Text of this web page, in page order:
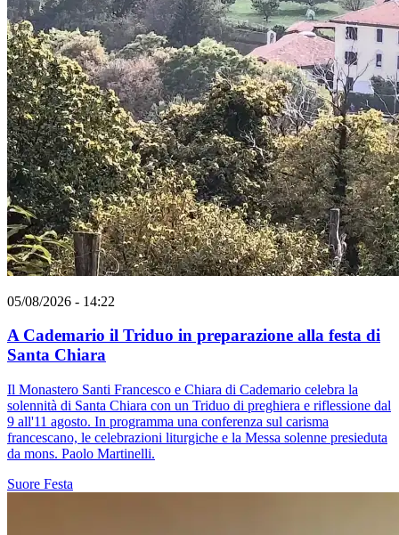
05/08/2026 - 14:22
A Cademario il Triduo in preparazione alla festa di
Santa Chiara
Il Monastero Santi Francesco e Chiara di Cademario celebra la
solennità di Santa Chiara con un Triduo di preghiera e riflessione dal
9 all'11 agosto. In programma una conferenza sul carisma
francescano, le celebrazioni liturgiche e la Messa solenne presieduta
da mons. Paolo Martinelli.
Suore Festa